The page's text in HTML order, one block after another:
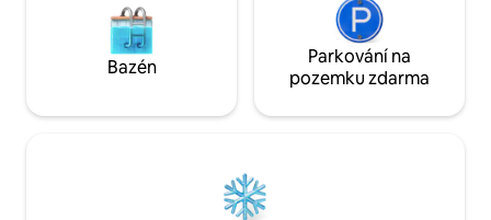
Bazén
Parkování na
pozemku zdarma